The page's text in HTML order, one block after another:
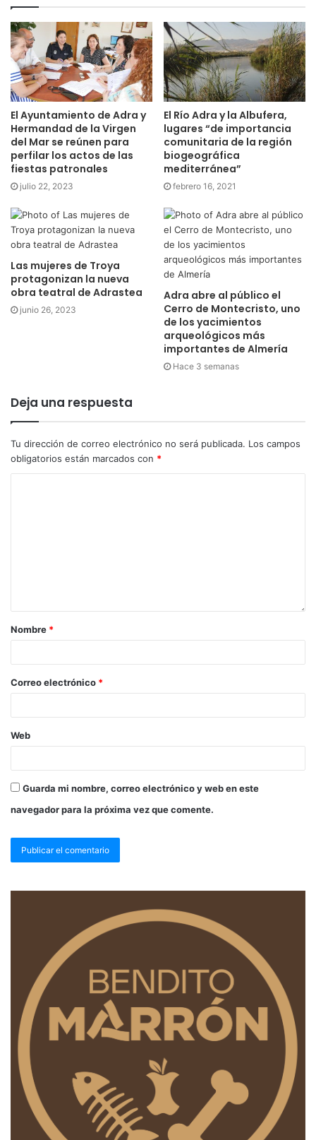
El Ayuntamiento de Adra y
Hermandad de la Virgen
del Mar se reúnen para
perfilar los actos de las
fiestas patronales
julio 22, 2023
El Río Adra y la Albufera,
lugares “de importancia
comunitaria de la región
biogeográfica
mediterránea”
febrero 16, 2021
Las mujeres de Troya
protagonizan la nueva
obra teatral de Adrastea
junio 26, 2023
Adra abre al público el
Cerro de Montecristo, uno
de los yacimientos
arqueológicos más
importantes de Almería
Hace 3 semanas
Deja una respuesta
Tu dirección de correo electrónico no será publicada. Los campos
obligatorios están marcados con *
Nombre *
Correo electrónico *
Web
Guarda mi nombre, correo electrónico y web en este
navegador para la próxima vez que comente.